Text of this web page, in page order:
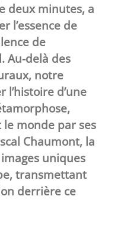
deux minutes, a
l’essence de
de
Au-delà des
notre
d’une
monde par ses
Chaumont, la
uniques
transmettant
derrière ce